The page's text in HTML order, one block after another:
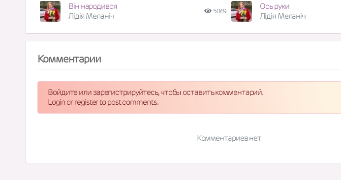
Він народився
Лідія Меланіч
5069
Ось руки
Лідія Меланіч
Комментарии
Войдите или зарегистрируйтесь, чтобы оставить комментарий.
Login or register to post comments.
Комментариев нет